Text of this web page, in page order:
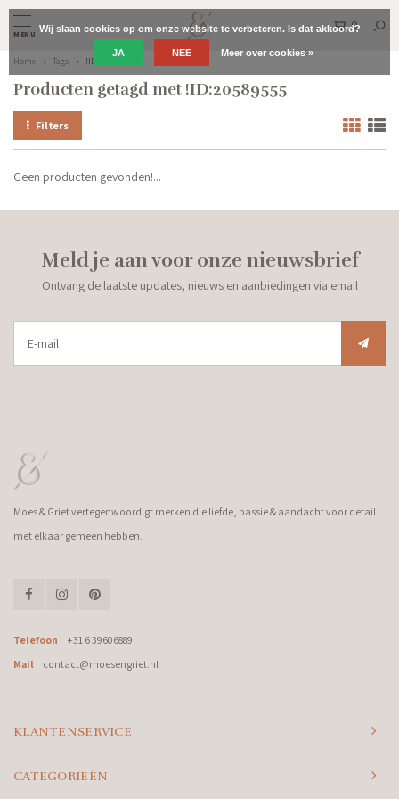
MENU
0
Home Tags !ID:20589555
Producten getagd met !ID:20589555
Filters
Geen producten gevonden!...
Meld je aan voor onze nieuwsbrief
Ontvang de laatste updates, nieuws en aanbiedingen via email
Moes & Griet vertegenwoordigt merken die liefde, passie & aandacht voor detail
met elkaar gemeen hebben.
Telefoon
+31 6 39606889
Mail
contact@moesengriet.nl
KLANTENSERVICE
CATEGORIEËN
Wij slaan cookies op om onze website te verbeteren. Is dat akkoord?
JA NEE Meer over cookies »